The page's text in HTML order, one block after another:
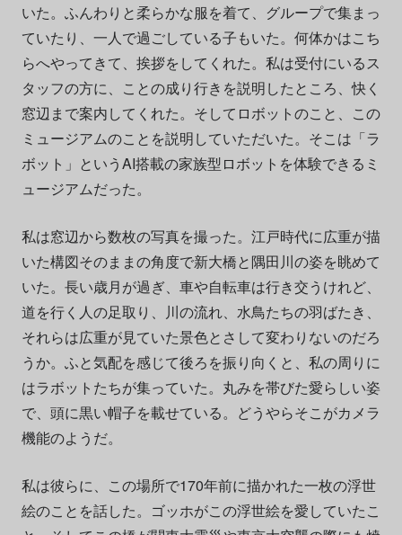
いた。ふんわりと柔らかな服を着て、グループで集まっ
ていたり、一人で過ごしている子もいた。何体かはこち
らへやってきて、挨拶をしてくれた。私は受付にいるス
タッフの方に、ことの成り行きを説明したところ、快く
窓辺まで案内してくれた。そしてロボットのこと、この
ミュージアムのことを説明していただいた。そこは「ラ
ボット」というAI搭載の家族型ロボットを体験できるミ
ュージアムだった。
私は窓辺から数枚の写真を撮った。江戸時代に広重が描
いた構図そのままの角度で新大橋と隅田川の姿を眺めて
いた。長い歳月が過ぎ、車や自転車は行き交うけれど、
道を行く人の足取り、川の流れ、水鳥たちの羽ばたき、
それらは広重が見ていた景色とさして変わりないのだろ
うか。ふと気配を感じて後ろを振り向くと、私の周りに
はラボットたちが集っていた。丸みを帯びた愛らしい姿
で、頭に黒い帽子を載せている。どうやらそこがカメラ
機能のようだ。
私は彼らに、この場所で170年前に描かれた一枚の浮世
絵のことを話した。ゴッホがこの浮世絵を愛していたこ